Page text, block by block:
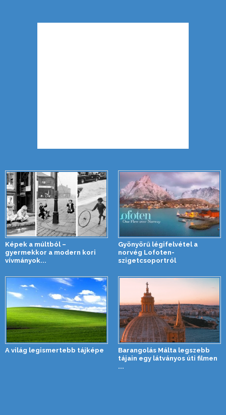
Képek a múltból –
gyermekkor a modern kori
vívmányok...
Gyönyörű légifelvétel a
norvég Lofoten-
szigetcsoportról
A világ legismertebb tájképe
Barangolás Málta legszebb
tájain egy látványos úti filmen
...